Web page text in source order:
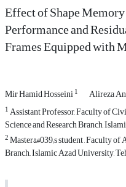
Effect of Shape
Performance and
Frames Equipped with
Mir Hamid Hosseini1 Alireza
1Assistant Professor, Faculty of
Science and Research Branch,
2Master&#039;s student , Faculty
Branch,, Islamic Azad University,